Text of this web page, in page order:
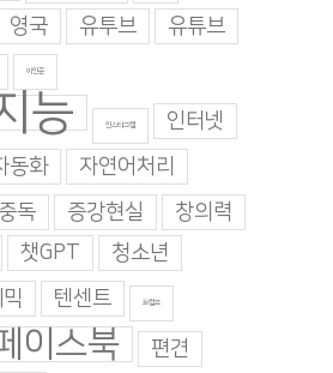
영국 유투브
유튜브
이인준
능 인스타그램
인터넷
동화 자연어처리
중독 증강현실 창의력
챗GPT
청소년
텐센트 트럼프
이스북 편견